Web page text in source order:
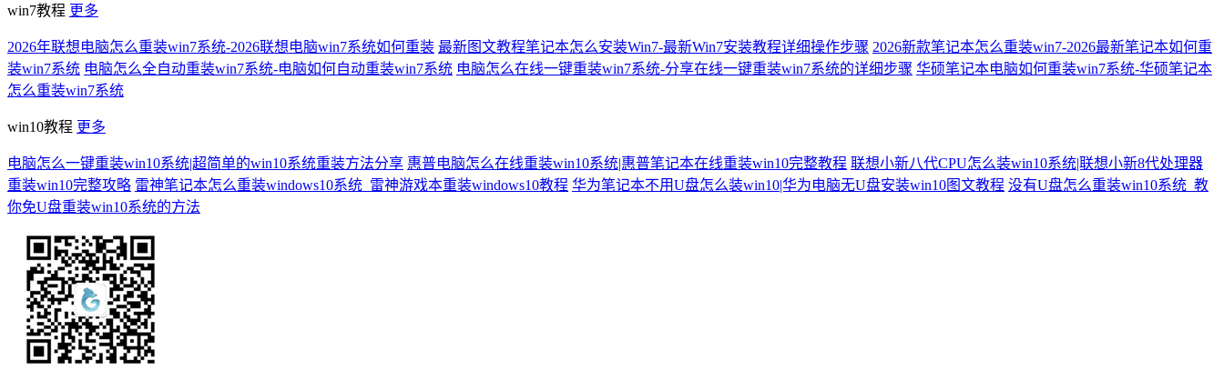
win7教程 更多
2026年联想电脑怎么重装win7系统-2026联想电脑win7系统如何重装 最新图文教程笔记本怎么安装Win7-最新Win7安装教程详细操作步骤 2026新款笔记本怎么重装win7-2026最新笔记本如何重
装win7系统 电脑怎么全自动重装win7系统-电脑如何自动重装win7系统 电脑怎么在线一键重装win7系统-分享在线一键重装win7系统的详细步骤 华硕笔记本电脑如何重装win7系统-华硕笔记本
怎么重装win7系统
win10教程 更多
电脑怎么一键重装win10系统|超简单的win10系统重装方法分享 惠普电脑怎么在线重装win10系统|惠普笔记本在线重装win10完整教程 联想小新八代CPU怎么装win10系统|联想小新8代处理器
重装win10完整攻略 雷神笔记本怎么重装windows10系统_雷神游戏本重装windows10教程 华为笔记本不用U盘怎么装win10|华为电脑无U盘安装win10图文教程 没有U盘怎么重装win10系统_教
你免U盘重装win10系统的方法